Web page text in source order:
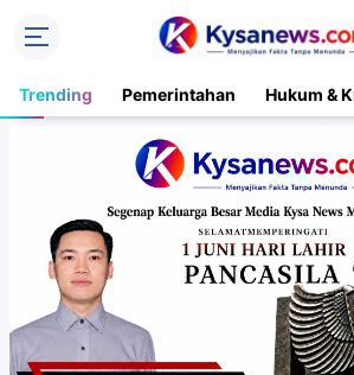
Trending Pemerintahan Hukum &